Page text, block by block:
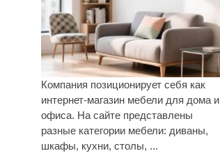
Компания позиционирует себя как
интернет-магазин мебели для дома и
офиса. На сайте представлены
разные категории мебели: диваны,
шкафы, кухни, столы, ...